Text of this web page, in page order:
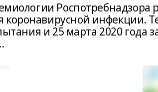
Роспотребнадзора
коронавирусной инфекции.
и 25 марта 2020 года